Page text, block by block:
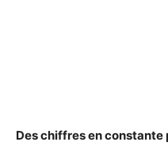
Des chiffres en constante